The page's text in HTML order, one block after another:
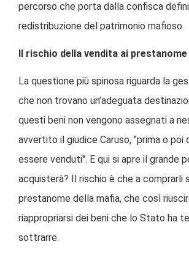
percorso che porta dalla confisca
redistribuzione del patrimonio mafioso.
Il rischio della vendita ai prestanome
La questione più spinosa riguarda la
che non trovano un’adeguata
questi beni non vengono assegnati a
avvertito il giudice Caruso, "prima o poi
essere venduti". E qui si apre il grande
acquisterà? Il rischio è che a comprarli
prestanome della mafia, che così
riappropriarsi dei beni che lo Stato ha
sottrarre.